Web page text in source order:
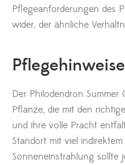
Pflegeanforderungen des
wider, der ähnliche
Pflegehinweise
Der Philodendron
Pflanze, die mit den
und ihre volle Pracht
Standort mit viel
Sonneneinstrahlung sollte